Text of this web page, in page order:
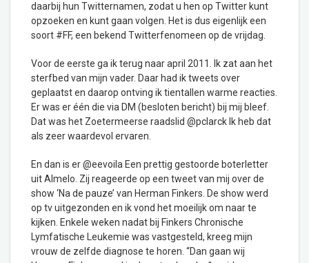
daarbij hun Twitternamen, zodat u hen op Twitter kunt
opzoeken en kunt gaan volgen. Het is dus eigenlijk een
soort #FF, een bekend Twitterfenomeen op de vrijdag.
Voor de eerste ga ik terug naar april 2011. Ik zat aan het
sterfbed van mijn vader. Daar had ik tweets over
geplaatst en daarop ontving ik tientallen warme reacties.
Er was er één die via DM (besloten bericht) bij mij bleef.
Dat was het Zoetermeerse raadslid @pclarck Ik heb dat
als zeer waardevol ervaren.
En dan is er @eevoila Een prettig gestoorde boterletter
uit Almelo. Zij reageerde op een tweet van mij over de
show ‘Na de pauze’ van Herman Finkers. De show werd
op tv uitgezonden en ik vond het moeilijk om naar te
kijken. Enkele weken nadat bij Finkers Chronische
Lymfatische Leukemie was vastgesteld, kreeg mijn
vrouw de zelfde diagnose te horen. “Dan gaan wij